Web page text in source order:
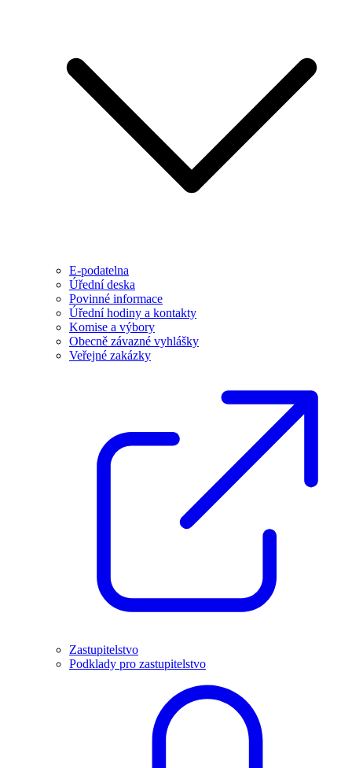
E-podatelna
Úřední deska
Povinné informace
Úřední hodiny a kontakty
Komise a výbory
Obecně závazné vyhlášky
Veřejné zakázky
Zastupitelstvo
Podklady pro zastupitelstvo